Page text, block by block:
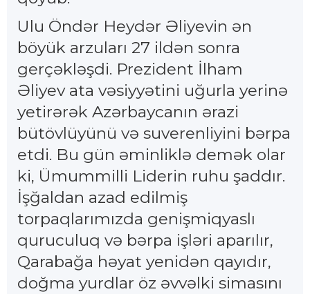
Ulu Öndər Heydər Əliyevin ən
böyük arzuları 27 ildən sonra
gerçəkləşdi. Prezident İlham
Əliyev ata vəsiyyətini uğurla yerinə
yetirərək Azərbaycanın ərazi
bütövlüyünü və suverenliyini bərpa
etdi. Bu gün əminliklə demək olar
ki, Ümummilli Liderin ruhu şaddır.
İşğaldan azad edilmiş
torpaqlarımızda genişmiqyaslı
quruculuq və bərpa işləri aparılır,
Qarabağa həyat yenidən qayıdır,
doğma yurdlar öz əvvəlki simasını